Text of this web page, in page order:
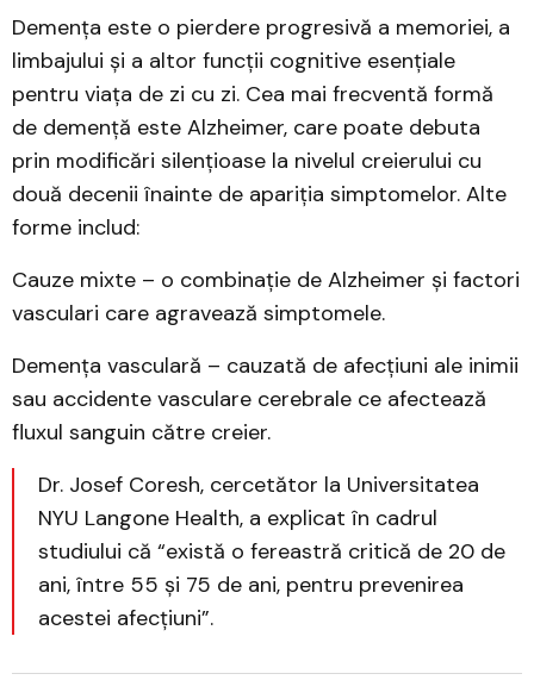
Demența este o pierdere progresivă a memoriei, a
limbajului și a altor funcții cognitive esențiale
pentru viața de zi cu zi. Cea mai frecventă formă
de demență este Alzheimer, care poate debuta
prin modificări silențioase la nivelul creierului cu
două decenii înainte de apariția simptomelor. Alte
forme includ:
Cauze mixte – o combinație de Alzheimer și factori
vasculari care agravează simptomele.
Demența vasculară – cauzată de afecțiuni ale inimii
sau accidente vasculare cerebrale ce afectează
fluxul sanguin către creier.
Dr. Josef Coresh, cercetător la Universitatea
NYU Langone Health, a explicat în cadrul
studiului că “există o fereastră critică de 20 de
ani, între 55 și 75 de ani, pentru prevenirea
acestei afecțiuni”.